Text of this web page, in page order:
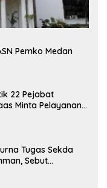
Pemko Medan
22 Pejabat
Minta Pelayanan
Tugas Sekda
Sebut